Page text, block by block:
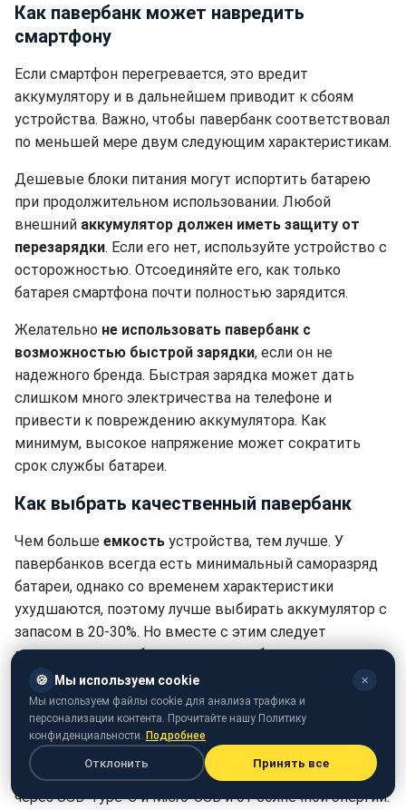
Как павербанк может навредить
смартфону
Если смартфон перегревается, это вредит
аккумулятору и в дальнейшем приводит к сбоям
устройства. Важно, чтобы павербанк соответствовал
по меньшей мере двум следующим характеристикам.
Дешевые блоки питания могут испортить батарею
при продолжительном использовании. Любой
внешний аккумулятор должен иметь защиту от
перезарядки. Если его нет, используйте устройство с
осторожностью. Отсоединяйте его, как только
батарея смартфона почти полностью зарядится.
Желательно не использовать павербанк с
возможностью быстрой зарядки, если он не
надежного бренда. Быстрая зарядка может дать
слишком много электричества на телефоне и
привести к повреждению аккумулятора. Как
минимум, высокое напряжение может сократить
срок службы батареи.
Как выбрать качественный павербанк
Чем больше емкость устройства, тем лучше. У
павербанков всегда есть минимальный саморазряд
батареи, однако со временем характеристики
ухудшаются, поэтому лучше выбирать аккумулятор с
запасом в 20-30%. Но вместе с этим следует
помнить, что чем больше емкость батареи - тем
больше вес и размер павербанка.
Выберите устройствос несколькими выходными
разъемами USB. Так удобнее его использовать.
Павербанк заряжаются от сети двумя способами -
через USB-Type-C и Micro-USB и от солнечной энергии.
🍪 Мы используем cookie ✕
Мы используем файлы cookie для анализа трафика и
персонализации контента. Прочитайте нашу Политику
конфиденциальности. Подробнее
Отклонить Принять все